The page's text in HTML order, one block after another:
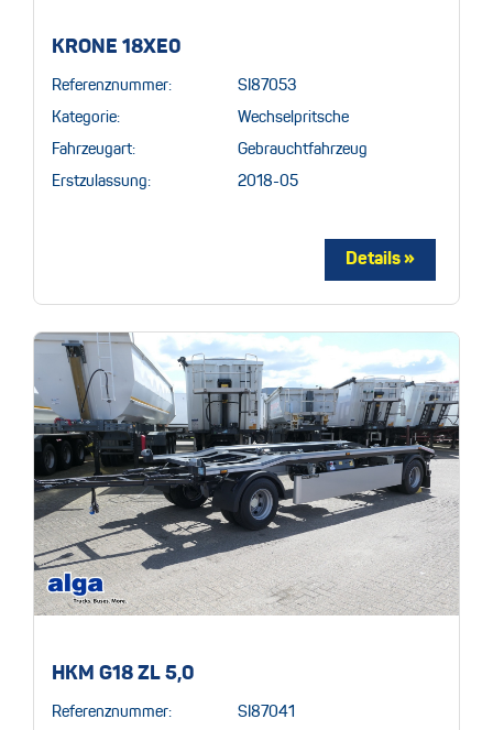
KRONE 18XE0
Referenznummer: SI87053
Kategorie: Wechselpritsche
Fahrzeugart: Gebrauchtfahrzeug
Erstzulassung: 2018-05
HKM G18 ZL 5,0
Referenznummer: SI87041